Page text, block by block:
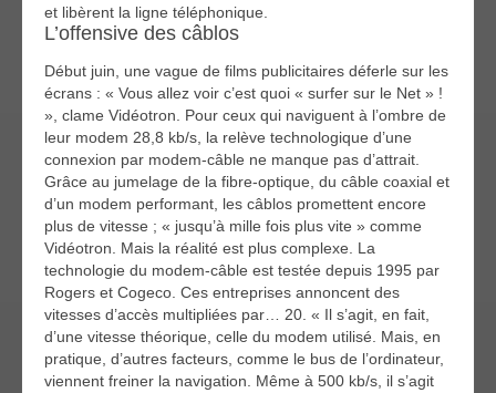
et libèrent la ligne téléphonique.
L’offensive des câblos
Début juin, une vague de films publicitaires déferle sur les
écrans : « Vous allez voir c’est quoi « surfer sur le Net » !
», clame Vidéotron. Pour ceux qui naviguent à l’ombre de
leur modem 28,8 kb/s, la relève technologique d’une
connexion par modem-câble ne manque pas d’attrait.
Grâce au jumelage de la fibre-optique, du câble coaxial et
d’un modem performant, les câblos promettent encore
plus de vitesse ; « jusqu’à mille fois plus vite » comme
Vidéotron. Mais la réalité est plus complexe. La
technologie du modem-câble est testée depuis 1995 par
Rogers et Cogeco. Ces entreprises annoncent des
vitesses d’accès multipliées par… 20. « Il s’agit, en fait,
d’une vitesse théorique, celle du modem utilisé. Mais, en
pratique, d’autres facteurs, comme le bus de l’ordinateur,
viennent freiner la navigation. Même à 500 kb/s, il s’agit